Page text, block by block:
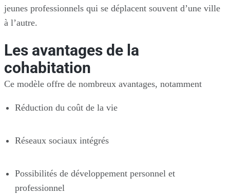
jeunes professionnels qui se déplacent souvent d’une ville
à l’autre.
Les avantages de la
cohabitation
Ce modèle offre de nombreux avantages, notamment
Réduction du coût de la vie
Réseaux sociaux intégrés
Possibilités de développement personnel et
professionnel